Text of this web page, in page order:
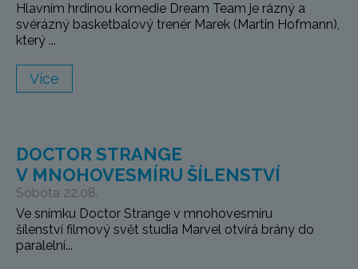
Hlavním hrdinou komedie Dream Team je rázný a
svérázný basketbalový trenér Marek (Martin Hofmann),
který ...
Více
DOCTOR STRANGE
V MNOHOVESMÍRU ŠÍLENSTVÍ
Sobota 22.08.
Ve snímku Doctor Strange v mnohovesmíru
šílenství filmový svět studia Marvel otvírá brány do
paralelní...